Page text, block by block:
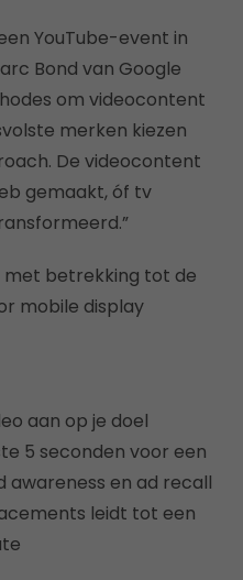
YouTube-event in
Bond van Google
om videocontent
merken kiezen
De videocontent
gemaakt, óf tv
met betrekking tot de
mobile display
aan op je doel
5 seconden voor een
en ad recall
leidt tot een